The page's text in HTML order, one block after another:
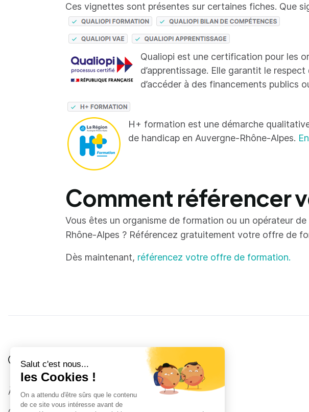
Ces vignettes sont présentes sur certaines fiches. Que
Qualiopi est une certification pour les
d’apprentissage. Elle garantit le
d’accéder à des financements publics
H+ formation est une démarche
de handicap en Auvergne-Rhône-Alpes.
Comment référencer
Vous êtes un organisme de formation ou un opérateur
Rhône-Alpes ? Référencez gratuitement votre offre de
Dès maintenant, référencez votre offre de formation.
Côté Formations
À propos
Je suis
Au collège